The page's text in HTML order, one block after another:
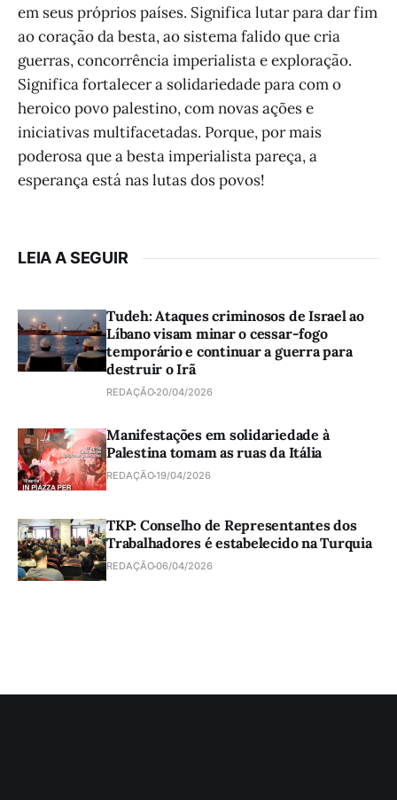
em seus próprios países. Significa lutar para dar fim
ao coração da besta, ao sistema falido que cria
guerras, concorrência imperialista e exploração.
Significa fortalecer a solidariedade para com o
heroico povo palestino, com novas ações e
iniciativas multifacetadas. Porque, por mais
poderosa que a besta imperialista pareça, a
esperança está nas lutas dos povos!
LEIA A SEGUIR
Tudeh: Ataques criminosos de Israel ao
Líbano visam minar o cessar-fogo
temporário e continuar a guerra para
destruir o Irã
REDAÇÃO 20/04/2026
Manifestações em solidariedade à
Palestina tomam as ruas da Itália
REDAÇÃO19/04/2026
TKP: Conselho de Representantes dos
Trabalhadores é estabelecido na Turquia
REDAÇÃO06/04/2026